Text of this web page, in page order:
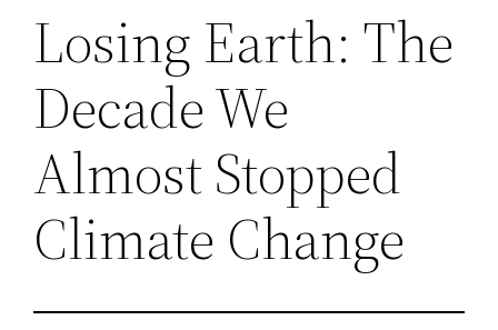
Losing Earth: The
Decade We
Almost Stopped
Climate Change